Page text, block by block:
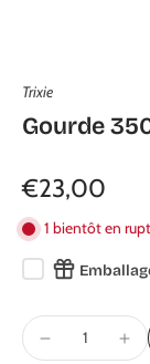
Trixie
Gourde
€23,00
1 bientôt en